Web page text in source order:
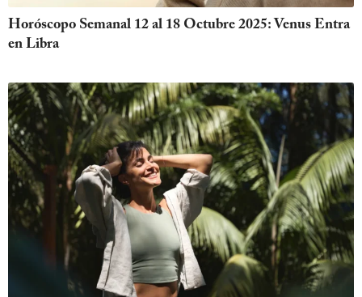
Horóscopo Semanal 12 al 18 Octubre 2025: Venus Entra
en Libra